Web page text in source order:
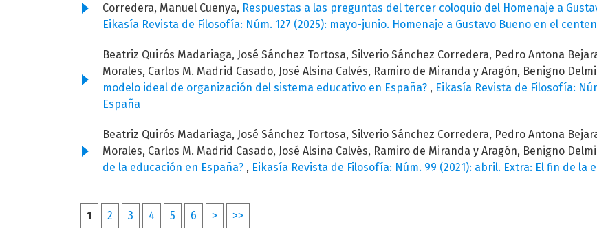
Corredera, Manuel Cuenya, Respuestas a las preguntas del tercer coloquio del Homenaje a
Eikasía Revista de Filosofía: Núm. 127 (2025): mayo-junio. Homenaje a Gustavo Bueno en el
Beatriz Quirós Madariaga, José Sánchez Tortosa, Silverio Sánchez Corredera, Pedro Antona
Morales, Carlos M. Madrid Casado, José Alsina Calvés, Ramiro de Miranda y Aragón, Benigno
modelo ideal de organización del sistema educativo en España? , Eikasía Revista de Filosofía:
España
Beatriz Quirós Madariaga, José Sánchez Tortosa, Silverio Sánchez Corredera, Pedro Antona
Morales, Carlos M. Madrid Casado, José Alsina Calvés, Ramiro de Miranda y Aragón, Benigno
de la educación en España? , Eikasía Revista de Filosofía: Núm. 99 (2021): abril. Extra: El fin de la
1 2 3 4 5 6 > >>